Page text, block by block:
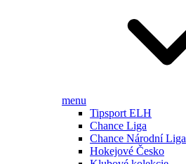
menu
Tipsport ELH
Chance Liga
Chance Národní Liga
Hokejové Česko